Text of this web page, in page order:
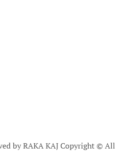
by RAKA KAJ Copyright © All